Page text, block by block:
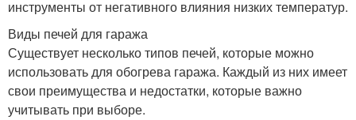
инструменты от негативного влияния низких температур.
Виды печей для гаража
Существует несколько типов печей, которые можно
использовать для обогрева гаража. Каждый из них имеет
свои преимущества и недостатки, которые важно
учитывать при выборе.